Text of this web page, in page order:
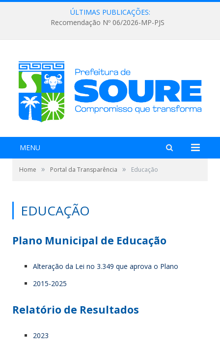
ÚLTIMAS PUBLICAÇÕES:
Recomendação Nº 06/2026-MP-PJS
MENU
Home » Portal da Transparência » Educação
EDUCAÇÃO
Plano Municipal de Educação
Alteração da Lei no 3.349 que aprova o Plano
2015-2025
Relatório de Resultados
2023